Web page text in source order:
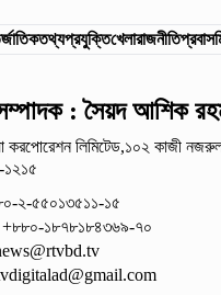
তথ্যপ্রযুক্তিখেলারাজনীতিপ্রবাস
: সৈয়দ আশিক
করপোরেশন লিমিটেড,১০২ কাজী
১২১৫
২-৫৫০১৩৫১১-১৫
১৮৭৮১৮৪৩৬৯-৭০